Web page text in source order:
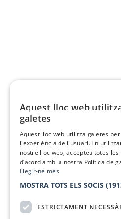
Aquest lloc web
galetes
Aquest lloc web utilitza galetes
l'experiència de l'usuari. En
nostre lloc web, accepteu totes les
d’acord amb la nostra Política de
Llegir-ne més
MOSTRA TOTS ELS SOCIS
ESTRICTAMENT